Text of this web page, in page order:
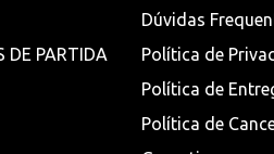
DE PARTIDA
Dúvidas
Política de
Política de
Política de